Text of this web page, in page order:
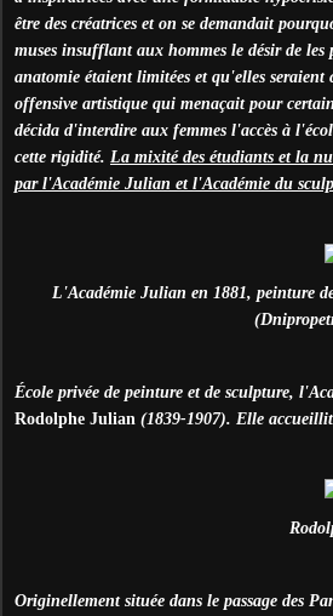
être des créatrices et on se demandait
muses insufflant aux hommes le désir de les
anatomie étaient limitées et qu'elles seraient
offensive artistique qui menaçait pour
décida d'interdire aux femmes l'accès à
cette rigidité. La mixité des étudiants et la
par l'Académie Julian et l'Académie du
L'Académie Julian en 1881, peinture
École privée de peinture et de sculpture,
Rodolphe Julian (1839-1907). Elle
Originellement située dans le passage des